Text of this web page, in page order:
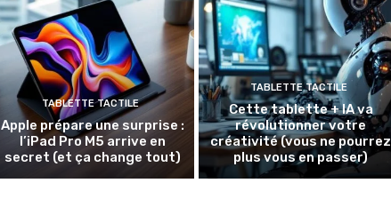
TABLETTE TACTILE
Apple prépare une surprise :
l’iPad Pro M5 arrive en
secret (et ça change tout)
TABLETTE TACTILE
Cette tablette + IA va
révolutionner votre
créativité (vous ne pourrez
plus vous en passer)